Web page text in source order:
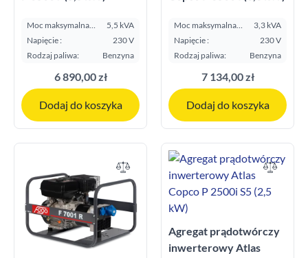
Moc maksymalna
E.S.P. kVA:
5,5 kVA
Napięcie :
230 V
Rodzaj paliwa:
Benzyna
6 890,00 zł
Dodaj do koszyka
Moc maksymalna
E.S.P. kVA:
3,3 kVA
Napięcie :
230 V
Rodzaj paliwa:
Benzyna
7 134,00 zł
Dodaj do koszyka
Agregat prądotwórczy
inwerterowy Atlas